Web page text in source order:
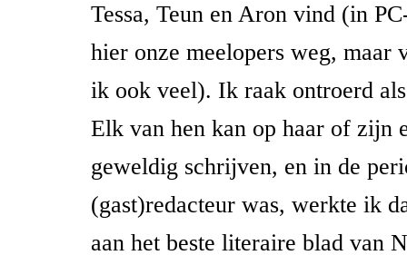
Tessa, Teun en Aron vind (in
hier onze meelopers weg, maar
ik ook veel). Ik raak ontroerd
Elk van hen kan op haar of zijn
geweldig schrijven, en in de
(gast)redacteur was, werkte ik
aan het beste literaire blad van